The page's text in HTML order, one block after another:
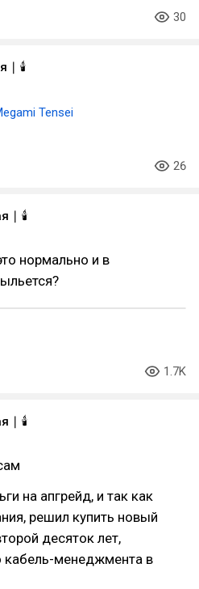
30
∣ 🕯️
Tensei
26
∣ 🕯️
нормально и в
1.7K
∣ 🕯️
на апгрейд, и так как
решил купить новый
десяток лет,
кабель-менеджмента в